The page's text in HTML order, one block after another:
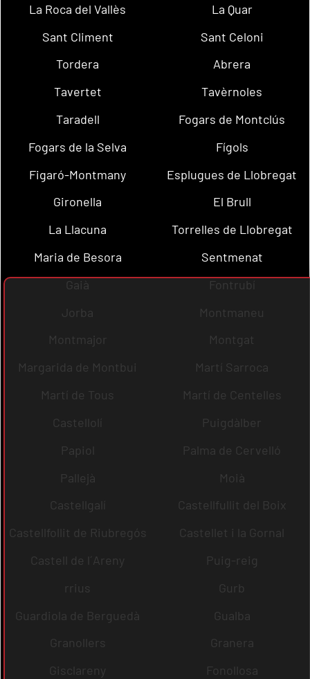
La Roca del Vallès
La Quar
Sant Climent
Sant Celoni
Tordera
Abrera
Tavertet
Tavèrnoles
Taradell
Fogars de Montclús
Fogars de la Selva
Fígols
Figaró-Montmany
Esplugues de Llobregat
Gironella
El Brull
La Llacuna
Torrelles de Llobregat
Maria de Besora
Sentmenat
Gaià
Fontrubí
Jorba
Montmaneu
Montmajor
Montgat
Margarida de Montbui
Martí Sarroca
Martí de Tous
Martí de Centelles
Castellolí
Puigdàlber
Papiol
Palma de Cervelló
Pallejà
Moià
Castellgalí
Castellfullit del Boix
Castellfollit de Riubregós
Castellet i la Gornal
Castell de l´Areny
Puig-reig
rrius
Gurb
Guardiola de Berguedà
Gualba
Granollers
Granera
Gisclareny
Fonollosa